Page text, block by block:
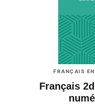
FRANÇAIS
Français